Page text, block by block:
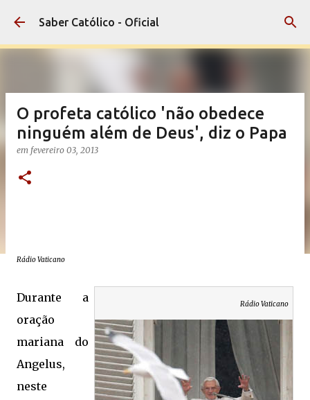
Pular para o conteúdo principal
Saber Católico - Oficial
O profeta católico 'não obedece
ninguém além de Deus', diz o Papa
em fevereiro 03, 2013
Rádio Vaticano
Rádio Vaticano
Durante a
oração
mariana do
Angelus,
neste